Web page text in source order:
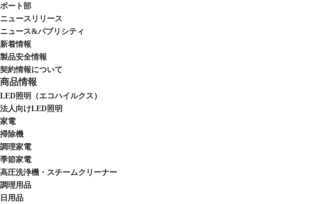
ボート部
ニュースリリース
ニュース&パブリシティ
新着情報
製品安全情報
契約情報について
商品情報
LED照明（エコハイルクス）
法人向けLED照明
家電
掃除機
調理家電
季節家電
高圧洗浄機・スチームクリーナー
調理用品
日用品